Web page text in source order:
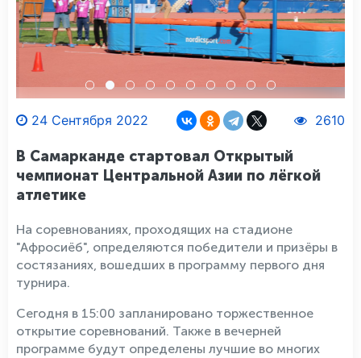
24 Сентября 2022 2610
В Самарканде стартовал Открытый
чемпионат Центральной Азии по лёгкой
атлетике
На соревнованиях, проходящих на стадионе
"Афросиёб", определяются победители и призёры в
состязаниях, вошедших в программу первого дня
турнира.
Сегодня в 15:00 запланировано торжественное
открытие соревнований. Также в вечерней
программе будут определены лучшие во многих